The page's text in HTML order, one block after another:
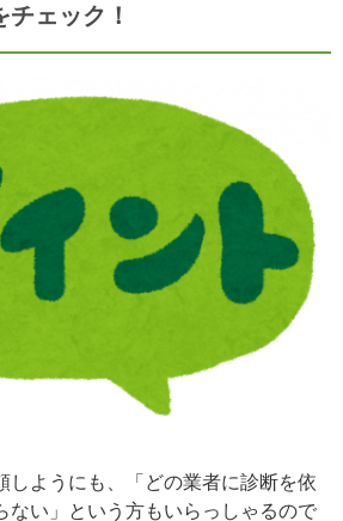
チェック！
しようにも、「どの業者に診断を依
ない」という方もいらっしゃるので